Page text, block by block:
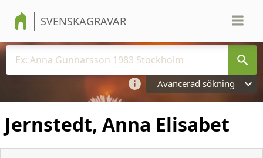
SVENSKAGRAVAR
Avancerad sökning
Jernstedt, Anna Elisabet